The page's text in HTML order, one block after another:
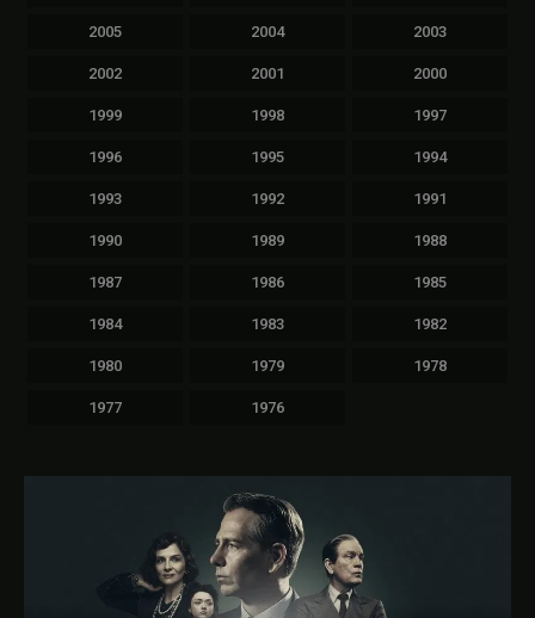
2005 2004 2003
2002 2001 2000
1999 1998 1997
1996 1995 1994
1993 1992 1991
1990 1989 1988
1987 1986 1985
1984 1983 1982
1980 1979 1978
1977 1976